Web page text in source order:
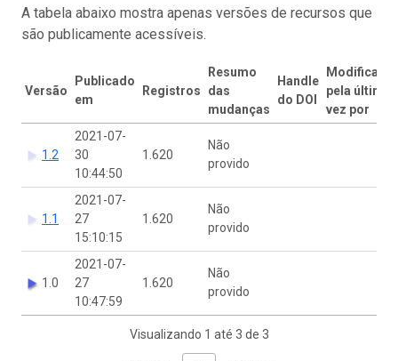
A tabela abaixo mostra apenas versões de recursos que
são publicamente acessíveis.
Versão
Publicado
em
Registros
Resumo
das
mudanças
Handle
do DOI
Modificado
pela última
vez por
1.2
2021-07-
30
10:44:50
1.620
Não
provido
1.1
2021-07-
27
15:10:15
1.620
Não
provido
1.0
2021-07-
27
10:47:59
1.620
Não
provido
Visualizando 1 até 3 de 3